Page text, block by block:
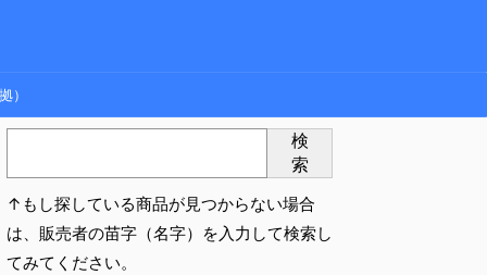
）
検
索
↑もし探している商品が見つからない場合
は、販売者の苗字（名字）を入力して検索し
てみてください。